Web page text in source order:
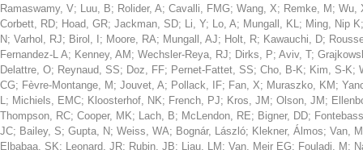
Ramaswamy, V; Luu, B; Rolider, A; Cavalli, FMG; Wang, X; Remke, M ; Wu,
Corbett, RD; Hoad, GR; Jackman, SD; Li, Y; Lo, A; Mungall, KL; Ming, Nip K
N; Varhol, RJ; Birol, I ; Moore, RA; Mungall, AJ; Holt, R; Kawauchi, D;
Fernandez-L A; Kenney, AM ; Wechsler-Reya, RJ; Dirks, P; Aviv, T;
Delattre, O; Reynaud, SS; Doz, FF; Pernet-Fattet, SS; Cho, B-K; Kim, S-K;
CG; Fèvre-Montange, M ; Jouvet, A; Pollack, IF; Fan, X; Muraszko, KM ;
L; Michiels, EMC; Kloosterhof, NK; French, PJ; Kros, JM ; Olson, JM ;
Thompson, RC; Cooper, MK; Lach, B; McLendon, RE; Bigner, DD;
JC; Bailey, S; Gupta, N; Weiss, WA; Bognár, László; Klekner, Álmos; Van,
Elbabaa, SK; Leonard, JR; Rubin, JB; Liau, LM ; Van, Meir EG; Fouladi, M ;